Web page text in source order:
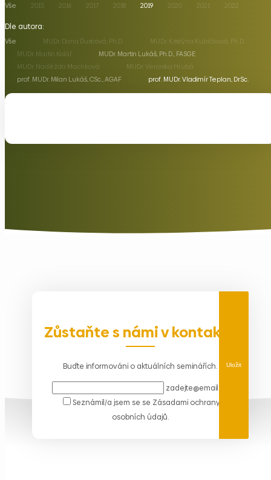
Vše 2015 2016 2017 2018 2019 2020 2021 2022
Dle autora:
Vše MUDr. Dana Ďuricová, Ph.D.
MUDr. Kristýna Kubíčková, Ph.D.
MUDr. Martin Kolář
MUDr. Martin Lukáš, Ph.D., FASGE
MUDr. Naděžda Machková
MUDr. Veronika Hrubá
prof. MUDr. Milan Lukáš, CSc., AGAF
prof. MUDr. Vladimír Teplan, DrSc.
Zůstaňte s námi v kontaktu
Buďte informováni o aktuálních seminářích.
zadejte@email.cz
Uložit
Seznámil/a jsem se se Zásadami ochrany
osobních údajů.